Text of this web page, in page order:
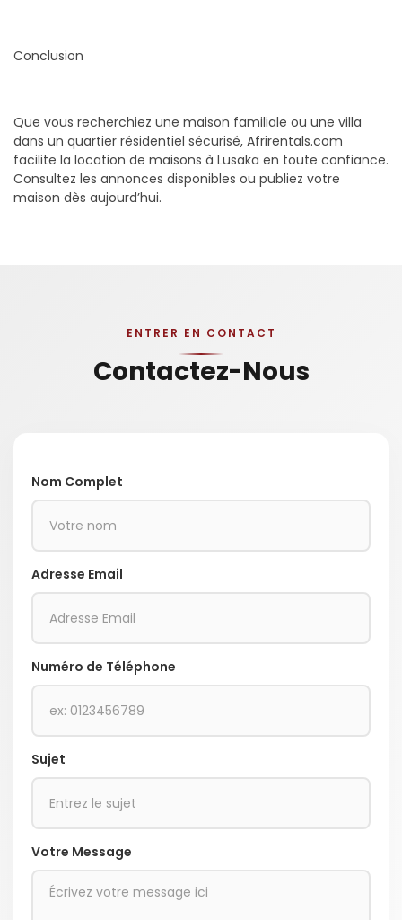
Conclusion
Que vous recherchiez une maison familiale ou une villa
dans un quartier résidentiel sécurisé, Afrirentals.com
facilite la location de maisons à Lusaka en toute confiance.
Consultez les annonces disponibles ou publiez votre
maison dès aujourd’hui.
ENTRER EN CONTACT
Contactez-Nous
Nom Complet
Adresse Email
Numéro de Téléphone
Sujet
Votre Message